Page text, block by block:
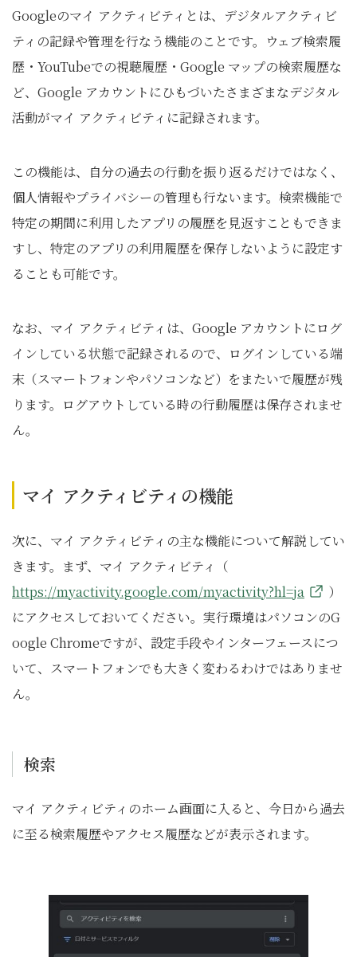
Googleのマイ アクティビティとは、デジタルアクティビ
ティの記録や管理を行なう機能のことです。ウェブ検索履
歴・YouTubeでの視聴履歴・Google マップの検索履歴な
ど、Google アカウントにひもづいたさまざまなデジタル
活動がマイ アクティビティに記録されます。
この機能は、自分の過去の行動を振り返るだけではなく、
個人情報やプライバシーの管理も行ないます。検索機能で
特定の期間に利用したアプリの履歴を見返すこともできま
すし、特定のアプリの利用履歴を保存しないように設定す
ることも可能です。
なお、マイ アクティビティは、Google アカウントにログ
インしている状態で記録されるので、ログインしている端
末（スマートフォンやパソコンなど）をまたいで履歴が残
ります。ログアウトしている時の行動履歴は保存されませ
ん。
マイ アクティビティの機能
次に、マイ アクティビティの主な機能について解説してい
きます。まず、マイ アクティビティ（
https://myactivity.google.com/myactivity?hl=ja
）
にアクセスしておいてください。実行環境はパソコンのG
oogle Chromeですが、設定手段やインターフェースにつ
いて、スマートフォンでも大きく変わるわけではありませ
ん。
検索
マイ アクティビティのホーム画面に入ると、今日から過去
に至る検索履歴やアクセス履歴などが表示されます。